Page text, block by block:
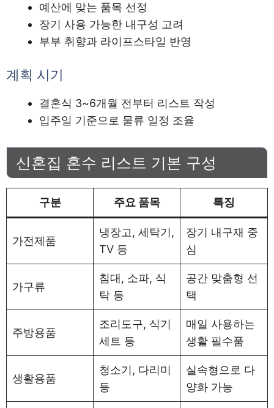
예산에 맞는 품목 선정
장기 사용 가능한 내구성 고려
부부 취향과 라이프스타일 반영
계획 시기
결혼식 3~6개월 전부터 리스트 작성
입주일 기준으로 물류 일정 조율
신혼집 혼수 리스트 기본 구성
구분 주요 품목 특징
가전제품
냉장고, 세탁기,
TV 등
장기 내구재 중
심
가구류
침대, 소파, 식
탁 등
공간 맞춤형 선
택
주방용품
조리도구, 식기
세트 등
매일 사용하는
생활 필수품
생활용품
청소기, 다리미
등
실속형으로 다
양화 가능